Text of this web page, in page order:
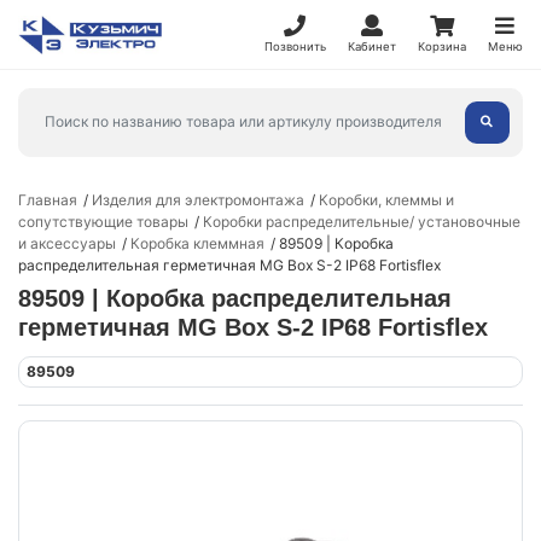
Позвонить Кабинет Корзина Меню
Главная Изделия для электромонтажа
Коробки, клеммы и
сопутствующие товары
Коробки распределительные/ установочные
и аксессуары
Коробка клеммная
89509 | Коробка
распределительная герметичная MG Box S-2 IP68 Fortisflex
89509 | Коробка распределительная
герметичная MG Box S-2 IP68 Fortisflex
89509